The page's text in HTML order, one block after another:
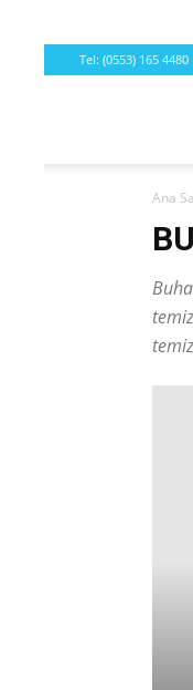
Tel: (0553) 165 4480
TemizleyiciAna